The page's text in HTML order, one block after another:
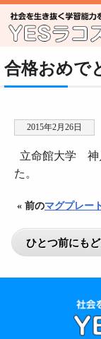
合格おめで
2015年2月26日
立命館大学 神
た。
« 前のマグプレー